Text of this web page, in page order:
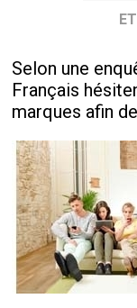
Selon une
Français
marques afin